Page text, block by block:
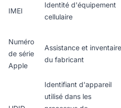
IMEI
Identité d'équipement
cellulaire
Numéro
de série
Apple
Assistance et inventaire
du fabricant
Identifiant d'appareil
utilisé dans les